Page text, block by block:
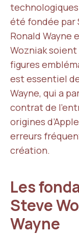
été fondée par
Ronald Wayne
Wozniak
figures
est essentiel
Wayne, qui a
contrat de
origines
erreurs
création.
Les
Steve
Wayne